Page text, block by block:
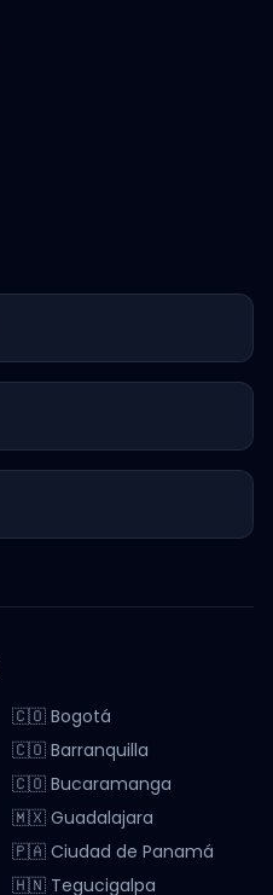
🇨🇴 Bogotá
🇨🇴 Barranquilla
🇨🇴 Bucaramanga
🇲🇽 Guadalajara
🇵🇦 Ciudad de Panamá
🇭🇳 Tegucigalpa